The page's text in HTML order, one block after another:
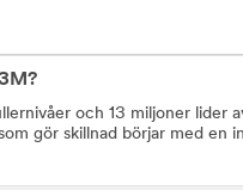
och 13 miljoner
gör skillnad börjar med